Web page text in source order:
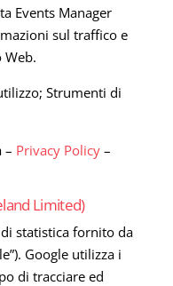
Events Manager
sul traffico e
Web.
Strumenti di
– Privacy Policy–
Limited)
statistica fornito da
Google utilizza i
di tracciare ed